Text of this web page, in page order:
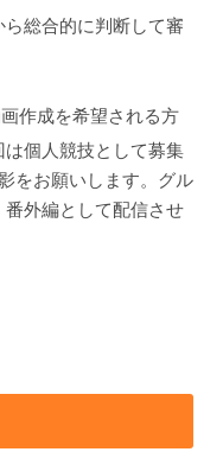
総合的に判断して審
作成を希望される方
個人競技として募集
をお願いします。グル
外編として配信させ